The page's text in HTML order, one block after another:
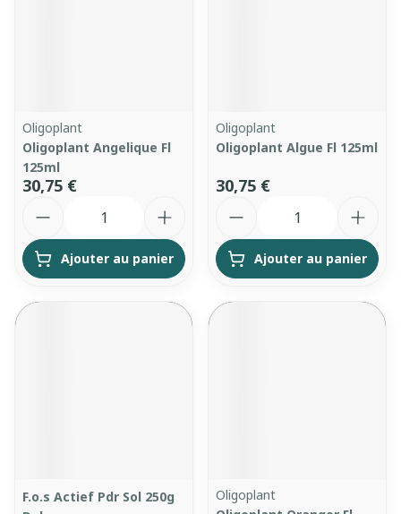
Oligoplant
Oligoplant Angelique Fl
125ml
30,75 €
Ajouter au panier
Oligoplant
Oligoplant Algue Fl 125ml
30,75 €
Ajouter au panier
F.o.s Actief Pdr Sol 250g
Oligoplant